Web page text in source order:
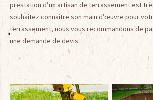
prestation d’un artisan de terrassement est
souhaitez connaitre son main d’œuvre pour
terrassement, nous vous recommandons de
une demande de devis.